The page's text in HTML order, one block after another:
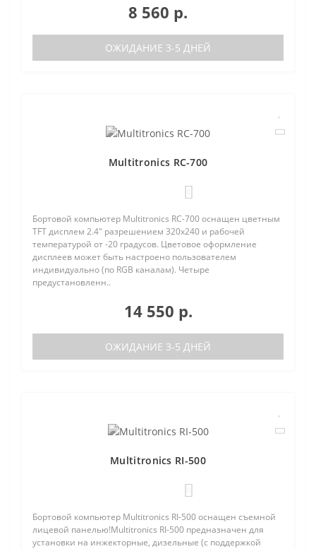
8 560 р.
ОЖИДАНИЕ 3-5 ДНЕЙ
Multitronics RC-700
Бортовой компьютер Multitronics RC-700 оснащен цветным
TFT дисплем 2.4" разрешением 320х240 и рабочей
температурой от -20 градусов. Цветовое оформление
дисплеев может быть настроено пользователем
индивидуально (по RGB каналам). Четыре
предустановленн..
14 550 р.
ОЖИДАНИЕ 3-5 ДНЕЙ
Multitronics RI-500
Бортовой компьютер Multitronics RI-500 оснащен съемной
лицевой панелью!Multitronics RI-500 предназначен для
установки на инжекторные, дизельные (с поддержкой